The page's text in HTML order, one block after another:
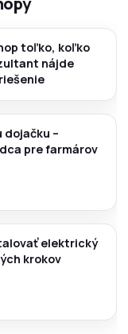
toľko, koľko
nájde
dojačku –
pre farmárov
elektrický
krokov